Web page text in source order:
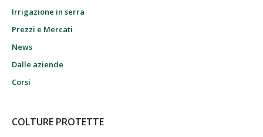
Irrigazione in serra
Prezzi e Mercati
News
Dalle aziende
Corsi
COLTURE PROTETTE